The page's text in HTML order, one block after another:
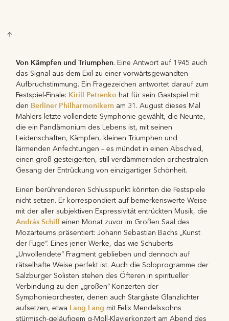
Von Kämpfen und Triumphen. Eine Antwort auf 1945 auch
das Signal aus dem Exil zu einer vorwärtsgewandten
Aufbruchstimmung. Ein Fragezeichen antwortet darauf zum
Festspiel-Finale: Kirill Petrenko hat für sein Gastspiel mit
den Berliner Philharmonikern am 31. August dieses Mal
Mahlers letzte vollendete Symphonie gewählt, die Neunte,
die ein Pandämonium des Lebens ist, mit seinen
Leidenschaften, Kämpfen, kleinen Triumphen und
lärmenden Anfechtungen – es mündet in einen Abschied,
einen groß gesteigerten, still verdämmernden orchestralen
Gesang der Entrückung von einzigartiger Schönheit.
Einen berührenderen Schlusspunkt könnten die Festspiele
nicht setzen. Er korrespondiert auf bemerkenswerte Weise
mit der aller subjektiven Expressivität entrückten Musik, die
András Schiff einen Monat zuvor im Großen Saal des
Mozarteums präsentiert: Johann Sebastian Bachs „Kunst
der Fuge“. Eines jener Werke, das wie Schuberts
„Unvollendete“ Fragment geblieben und dennoch auf
rätselhafte Weise perfekt ist. Auch die Soloprogramme der
Salzburger Solisten stehen des Öfteren in spiritueller
Verbindung zu den „großen“ Konzerten der
Symphonieorchester, denen auch Stargäste Glanzlichter
aufsetzen, etwa Lang Lang mit Felix Mendelssohns
stürmisch-geläufigem g-Moll-Klavierkonzert am Abend des